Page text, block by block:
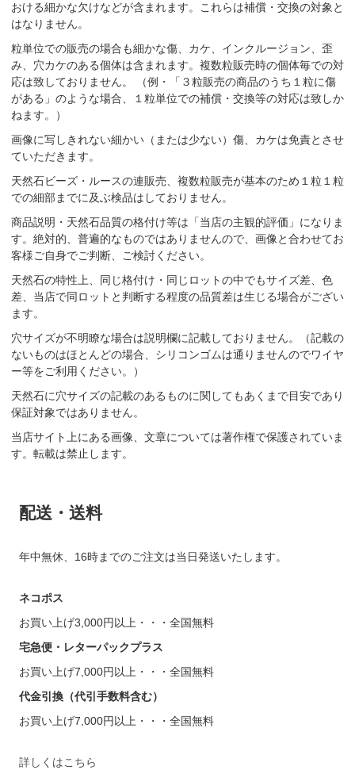
おける細かな欠けなどが含まれます。これらは補償・交換の対象と
はなりません。
粒単位での販売の場合も細かな傷、カケ、インクルージョン、歪
み、穴カケのある個体は含まれます。複数粒販売時の個体毎での対
応は致しておりません。 （例・「３粒販売の商品のうち１粒に傷
がある」のような場合、１粒単位での補償・交換等の対応は致しか
ねます。）
画像に写しきれない細かい（または少ない）傷、カケは免責とさせ
ていただきます。
天然石ビーズ・ルースの連販売、複数粒販売が基本のため１粒１粒
での細部までに及ぶ検品はしておりません。
商品説明・天然石品質の格付け等は「当店の主観的評価」になりま
す。絶対的、普遍的なものではありませんので、画像と合わせてお
客様ご自身でご判断、ご検討ください。
天然石の特性上、同じ格付け・同じロットの中でもサイズ差、色
差、当店で同ロットと判断する程度の品質差は生じる場合がござい
ます。
穴サイズが不明瞭な場合は説明欄に記載しておりません。（記載の
ないものはほとんどの場合、シリコンゴムは通りませんのでワイヤ
ー等をご利用ください。）
天然石に穴サイズの記載のあるものに関してもあくまで目安であり
保証対象ではありません。
当店サイト上にある画像、文章については著作権で保護されていま
す。転載は禁止します。
配送・送料
年中無休、16時までのご注文は当日発送いたします。
ネコポス
お買い上げ3,000円以上・・・全国無料
宅急便・レターパックプラス
お買い上げ7,000円以上・・・全国無料
代金引換（代引手数料含む）
お買い上げ7,000円以上・・・全国無料
詳しくはこちら